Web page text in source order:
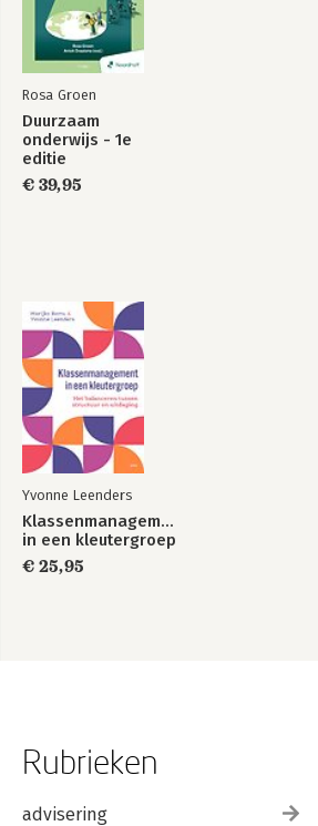
Rosa Groen
Duurzaam
onderwijs - 1e
editie
€ 39,95
Yvonne Leenders
Klassenmanagement
in een kleutergroep
€ 25,95
Rubrieken
advisering